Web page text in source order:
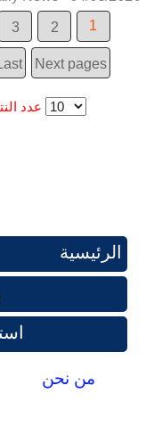
1
2
3
Next pages
عدد
الرئيسية
من نحن